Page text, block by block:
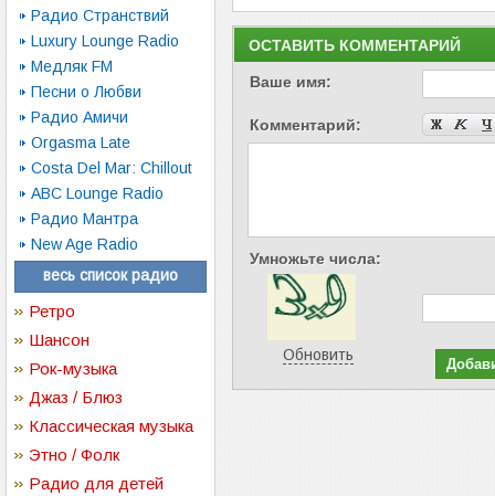
Радио Странствий
Luxury Lounge Radio
Медляк FM
Песни о Любви
Радио Амичи
Orgasma Late
Costa Del Mar: Chillout
ABC Lounge Radio
Радио Мантра
New Age Radio
весь список радио
Ретро
Шансон
Рок-музыка
Джаз / Блюз
Классическая музыка
Этно / Фолк
Радио для детей
ОСТАВИТЬ КОММЕНТАРИЙ
Ваше имя:
Комментарий:
Умножьте числа:
Обновить